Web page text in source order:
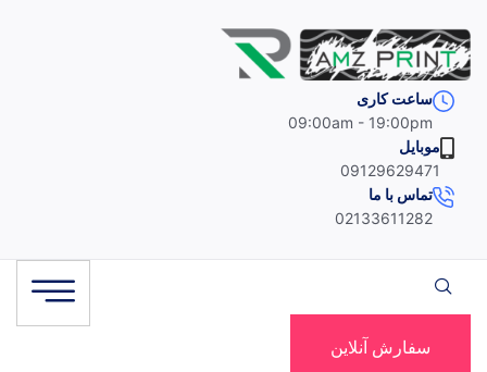
content
ساعت کاری
09:00am - 19:00pm
موبایل
09129629471
تماس با ما
02133611282
سفارش آنلاین